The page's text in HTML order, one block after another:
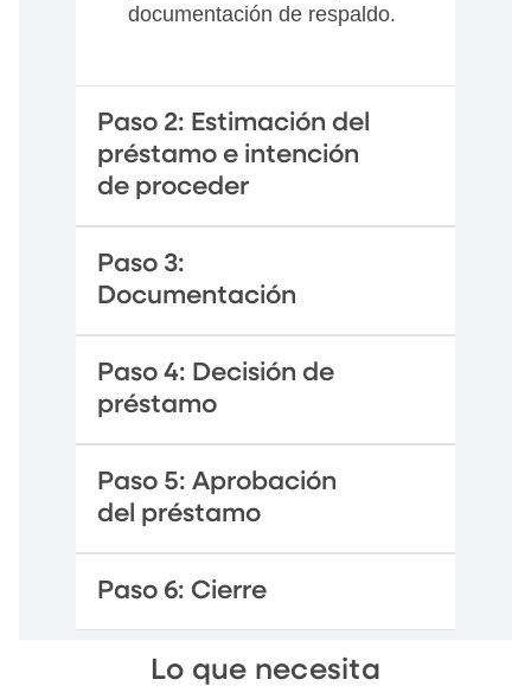
documentación de respaldo.
Paso 2: Estimación del
préstamo e intención
de proceder
Paso 3:
Documentación
Paso 4: Decisión de
préstamo
Paso 5: Aprobación
del préstamo
Paso 6: Cierre
Lo que necesita